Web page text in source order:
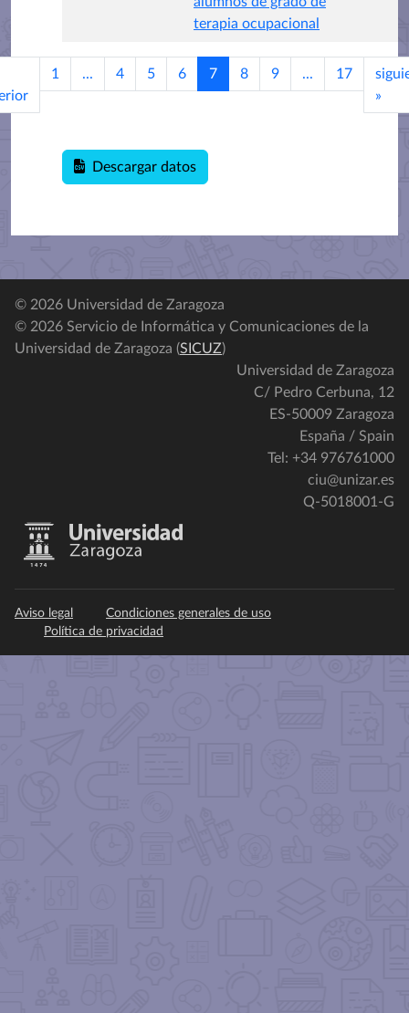
terapia ocupacional
1 ... 4 5 6 7 8 9 ... 17
»
Descargar datos
© 2026 Universidad de Zaragoza
© 2026 Servicio de Informática y Comunicaciones de la
Universidad de Zaragoza (SICUZ)
Universidad de Zaragoza
C/ Pedro Cerbuna, 12
ES-50009 Zaragoza
España / Spain
Tel: +34 976761000
ciu@unizar.es
Q-5018001-G
Aviso legal
Condiciones generales de uso
Política de privacidad